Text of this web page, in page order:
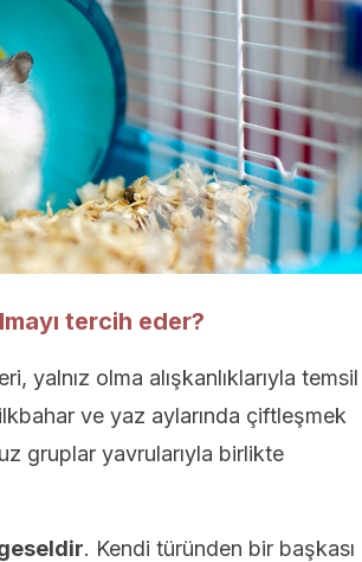
tercih eder?
yalnız olma alışkanlıklarıyla temsil
ve yaz aylarında çiftleşmek
gruplar yavrularıyla birlikte
. Kendi türünden bir başkası